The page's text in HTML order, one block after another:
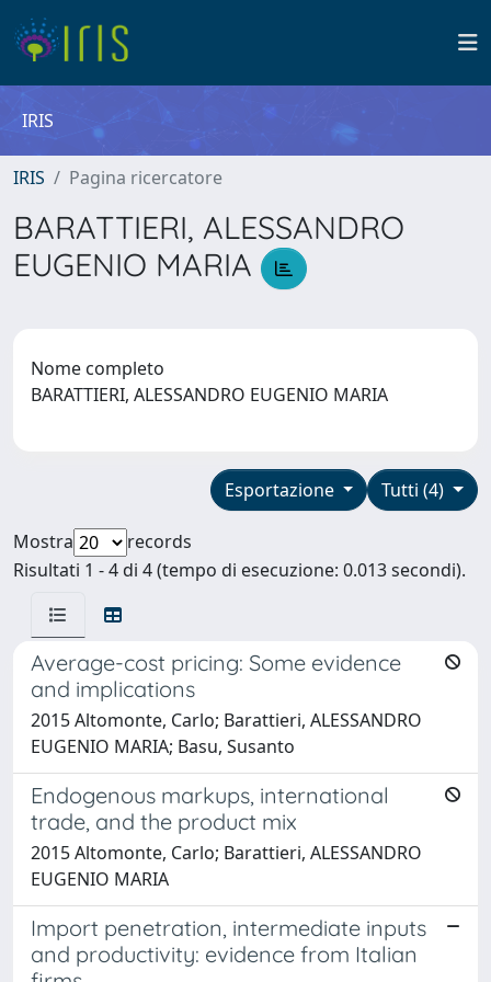
IRIS
IRIS Pagina ricercatore
BARATTIERI, ALESSANDRO
EUGENIO MARIA
Nome completo
BARATTIERI, ALESSANDRO EUGENIO MARIA
Tutti (4)
Esportazione
Mostra
records
Risultati 1 - 4 di 4 (tempo di esecuzione: 0.013 secondi).
Average-cost pricing: Some evidence
and implications
2015 Altomonte, Carlo; Barattieri, ALESSANDRO
EUGENIO MARIA; Basu, Susanto
Endogenous markups, international
trade, and the product mix
2015 Altomonte, Carlo; Barattieri, ALESSANDRO
EUGENIO MARIA
Import penetration, intermediate inputs
and productivity: evidence from Italian